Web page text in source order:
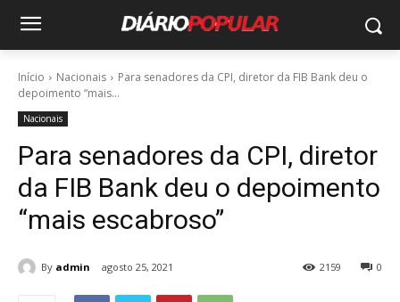
Início Nacionais
Para senadores da CPI, diretor da FIB Bank deu o
depoimento “mais...
Nacionais
Para senadores da CPI, diretor
da FIB Bank deu o depoimento
“mais escabroso”
By admin agosto 25, 2021 0
2159